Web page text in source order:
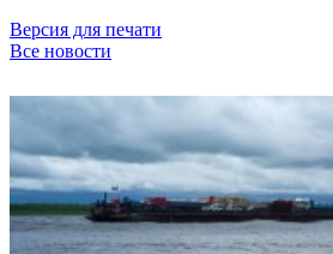
Версия для печати
Все новости